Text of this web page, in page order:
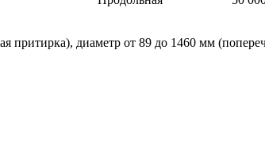
притирка), диаметр от 89 до 1460 мм